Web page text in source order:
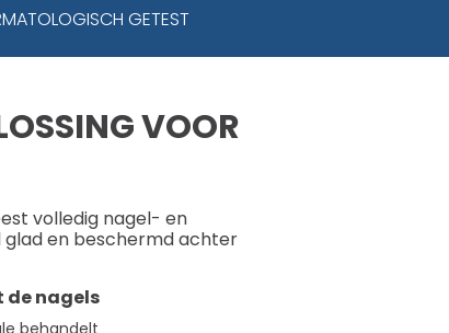
GETEST
VOOR
volledig nagel- en
en beschermd achter
de nagels